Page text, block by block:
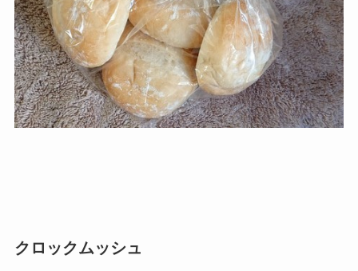
クロックムッシュ